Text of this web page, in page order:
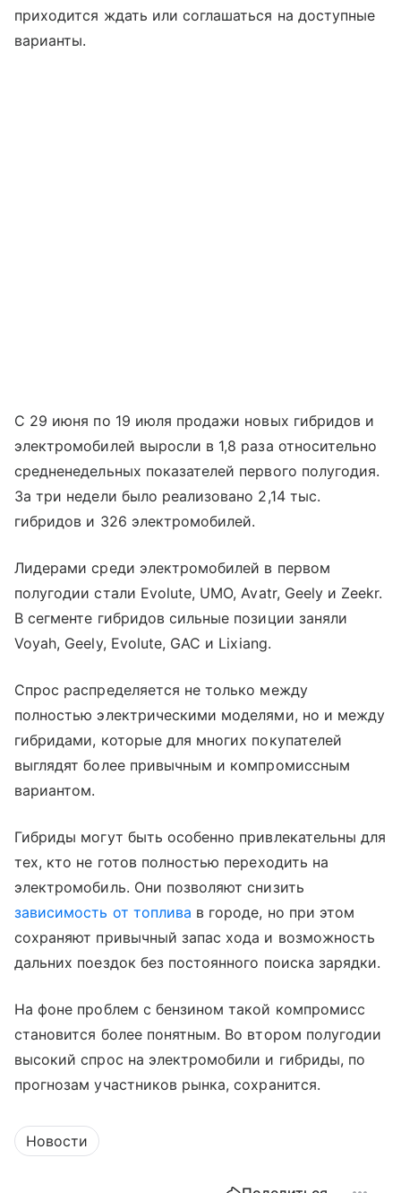
приходится ждать или соглашаться на доступные
варианты.
С 29 июня по 19 июля продажи новых гибридов и
электромобилей выросли в 1,8 раза относительно
средненедельных показателей первого полугодия.
За три недели было реализовано 2,14 тыс.
гибридов и 326 электромобилей.
Лидерами среди электромобилей в первом
полугодии стали Evolute, UMO, Avatr, Geely и Zeekr.
В сегменте гибридов сильные позиции заняли
Voyah, Geely, Evolute, GAC и Lixiang.
Спрос распределяется не только между
полностью электрическими моделями, но и между
гибридами, которые для многих покупателей
выглядят более привычным и компромиссным
вариантом.
Гибриды могут быть особенно привлекательны для
тех, кто не готов полностью переходить на
электромобиль. Они позволяют снизить
зависимость от топлива в городе, но при этом
сохраняют привычный запас хода и возможность
дальних поездок без постоянного поиска зарядки.
На фоне проблем с бензином такой компромисс
становится более понятным. Во втором полугодии
высокий спрос на электромобили и гибриды, по
прогнозам участников рынка, сохранится.
Новости